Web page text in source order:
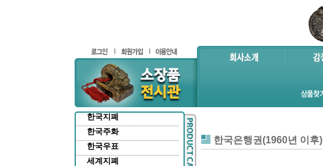
한국지폐
한국주화
한국우표
세계지폐
한국은행권(1960년 이후)